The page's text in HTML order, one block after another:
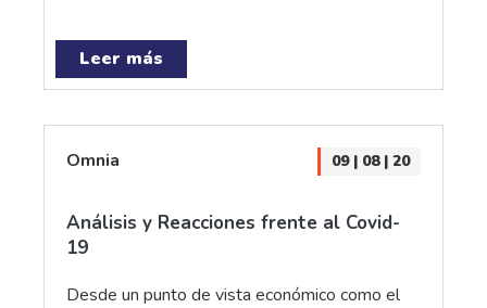
Leer más
Omnia 09 | 08 | 20
Análisis y Reacciones frente al Covid-
19
Desde un punto de vista económico como el